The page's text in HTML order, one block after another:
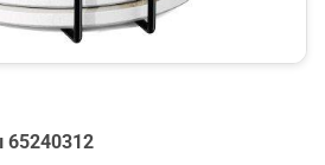
65240312